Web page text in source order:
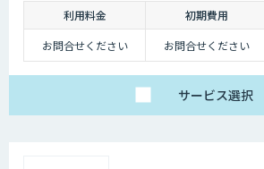
利用料金 初期費用
お問合せください
お問合せください
サービス選択